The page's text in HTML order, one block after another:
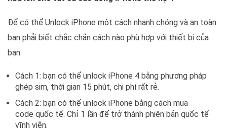
Để có thể Unlock iPhone một cách nhanh chóng và an toàn
bạn phải biết chắc chắn cách nào phù hợp với thiết bị của
bạn.
Cách 1: bạn có thể unlock iPhone 4 bằng phương pháp
ghép sim, thời gian 15 phút, chi phí rất rẻ.
Cách 2: bạn có thể unlock iPhone bằng cách mua
code quốc tế. Chỉ 1 lần để trở thành phiên bản quốc tế
vĩnh viễn.